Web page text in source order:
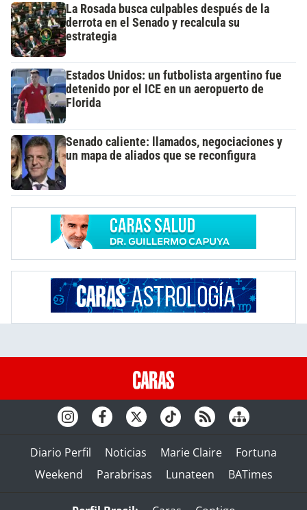
La Rosada busca culpables después de la
derrota en el Senado y recalcula su
estrategia
Estados Unidos: un futbolista argentino fue
detenido por el ICE en un aeropuerto de
Florida
Senado caliente: llamados, negociaciones y
un mapa de aliados que se reconfigura
Diario Perfil Noticias Marie Claire
Fortuna
Weekend
Parabrisas Lunateen BATimes